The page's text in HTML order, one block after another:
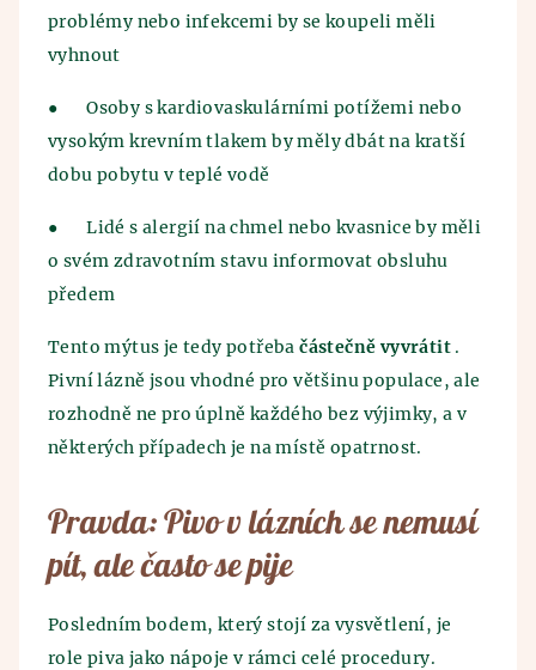
problémy nebo infekcemi by se koupeli měli
vyhnout
●
Osoby s kardiovaskulárními potížemi nebo
vysokým krevním tlakem by měly dbát na kratší
dobu pobytu v teplé vodě
●
Lidé s alergií na chmel nebo kvasnice by měli
o svém zdravotním stavu informovat obsluhu
předem
Tento mýtus je tedy potřebačástečně vyvrátit .
Pivní lázně jsou vhodné pro většinu populace, ale
rozhodně ne pro úplně každého bez výjimky, a v
některých případech je na místě opatrnost.
Pravda: Pivo v lázních se nemusí
pít, ale často se pije
Posledním bodem, který stojí za vysvětlení, je
role piva jako nápoje v rámci celé procedury.